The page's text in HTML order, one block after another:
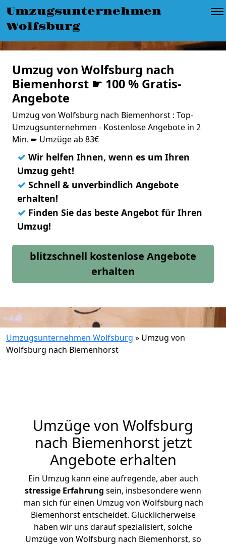
Umzugsunternehmen
Wolfsburg
Umzug von Wolfsburg nach
Biemenhorst ☛ 100 % Gratis-
Angebote
Umzug von Wolfsburg nach Biemenhorst : Top-
Umzugsunternehmen - Kostenlose Angebote in 2
Min. ➨ Umzüge ab 83€
✓ Wir helfen Ihnen, wenn es um Ihren
Umzug geht!
✓ Schnell & unverbindlich Angebote
erhalten!
✓ Finden Sie das beste Angebot für Ihren
Umzug!
blitzschnell kostenlose Angebote
erhalten
Umzugsunternehmen Wolfsburg » Umzug von
Wolfsburg nach Biemenhorst
Umzüge von Wolfsburg
nach Biemenhorst jetzt
Angebote erhalten
Ein Umzug kann eine aufregende, aber auch
stressige Erfahrung sein, insbesondere wenn
man sich für einen Umzug von Wolfsburg nach
Biemenhorst entscheidet. Glücklicherweise
haben wir uns darauf spezialisiert, solche
Umzüge von Wolfsburg nach Biemenhorst, so